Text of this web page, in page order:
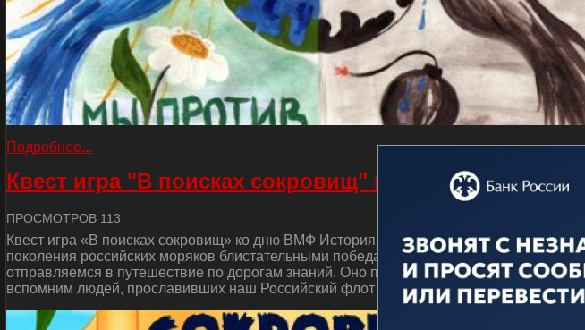
Подробнее...
Квест игра "В поисках сокровищ" ко дню ВМФ
ПРОСМОТРОВ 113
Квест игра «В поисках сокровищ» ко дню ВМФ История отечественного флота
поколения российских моряков блистательными победами над иноземными
отправляемся в путешествие по дорогам знаний. Оно посвящается истории
вспомним людей, прославивших наш Российский флот и сделавших очень много для